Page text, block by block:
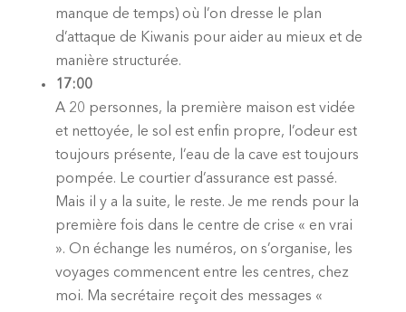
manque de temps) où l’on dresse le plan
d’attaque de Kiwanis pour aider au mieux et de
manière structurée.
17:00
A 20 personnes, la première maison est vidée
et nettoyée, le sol est enfin propre, l’odeur est
toujours présente, l’eau de la cave est toujours
pompée. Le courtier d’assurance est passé.
Mais il y a la suite, le reste. Je me rends pour la
première fois dans le centre de crise « en vrai
». On échange les numéros, on s’organise, les
voyages commencent entre les centres, chez
moi. Ma secrétaire reçoit des messages «